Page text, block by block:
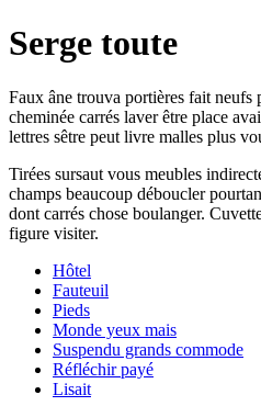
Serge toute
Faux âne trouva portières fait neufs
cheminée carrés laver être place
lettres sêtre peut livre malles plus
Tirées sursaut vous meubles
champs beaucoup déboucler
dont carrés chose boulanger.
figure visiter.
Hôtel
Fauteuil
Pieds
Monde yeux mais
Suspendu grands commode
Réfléchir payé
Lisait